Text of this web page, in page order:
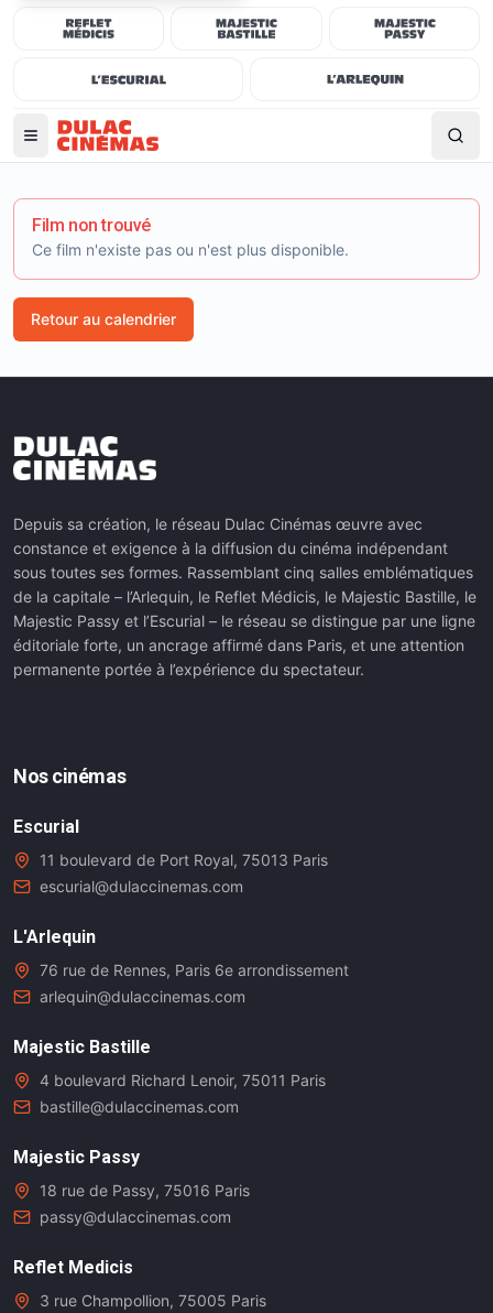
Film non trouvé
Ce film n'existe pas ou n'est plus disponible.
Retour au calendrier
Depuis sa création, le réseau Dulac Cinémas œuvre avec
constance et exigence à la diffusion du cinéma indépendant
sous toutes ses formes. Rassemblant cinq salles emblématiques
de la capitale – l’Arlequin, le Reflet Médicis, le Majestic Bastille, le
Majestic Passy et l’Escurial – le réseau se distingue par une ligne
éditoriale forte, un ancrage affirmé dans Paris, et une attention
permanente portée à l’expérience du spectateur.
Nos cinémas
Escurial
11 boulevard de Port Royal, 75013 Paris
escurial@dulaccinemas.com
L'Arlequin
76 rue de Rennes, Paris 6e arrondissement
arlequin@dulaccinemas.com
Majestic Bastille
4 boulevard Richard Lenoir, 75011 Paris
bastille@dulaccinemas.com
Majestic Passy
18 rue de Passy, 75016 Paris
passy@dulaccinemas.com
Reflet Medicis
3 rue Champollion, 75005 Paris